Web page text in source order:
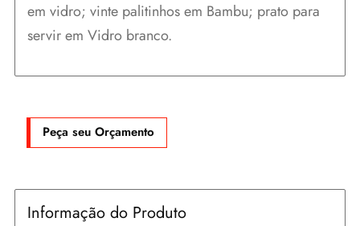
em vidro; vinte palitinhos em Bambu; prato para
servir em Vidro branco.
Peça seu Orçamento
Informação do Produto